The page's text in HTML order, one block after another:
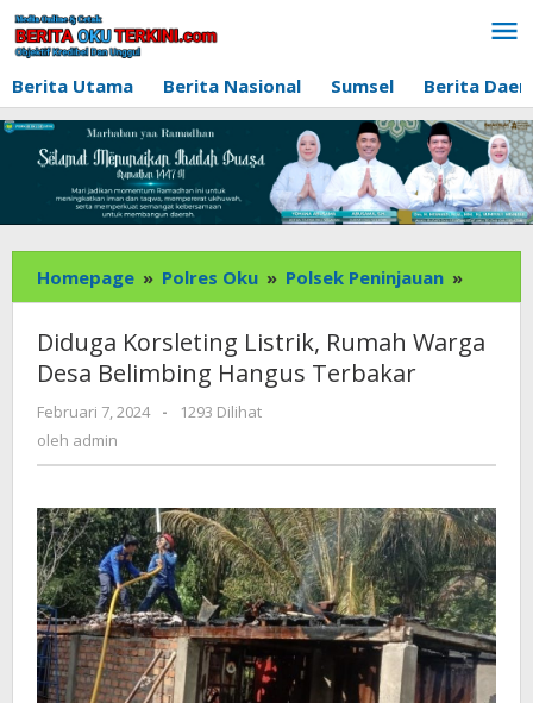
Lewati
ke
konten
Berita Utama
Berita Nasional Sumsel Berita
Homepage » Polres Oku » Polsek Peninjauan »
Rumah
Hangus
Diduga Korsleting Listrik, Rumah Warga
Desa Belimbing Hangus Terbakar
Februari 7, 2024
oleh
-
1293 Dilihat
oleh admin